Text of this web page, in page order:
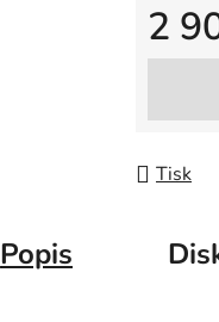
2
Měrná
Tisk
Popis